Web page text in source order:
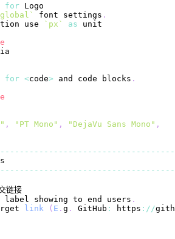
for Logo
global ` font settings .
use ` px ` as
for <code> and code blocks .
, "PT Mono" , "DejaVu Sans Mono" ,
-- -- -- -- -- -- -- -- -- -- -- -- -- -- -- -- --
-- -- -- -- -- -- -- -- -- -- -- -- -- -- -- -- --
showing to end users .
link ( E . g . GitHub : https : / /